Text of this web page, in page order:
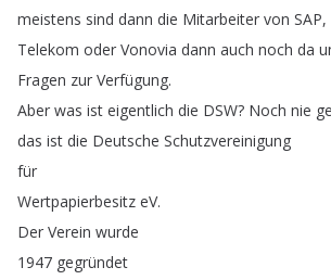
meistens sind dann die Mitarbeiter von SAP,
Telekom oder Vonovia dann auch noch da
Fragen zur Verfügung.
Aber was ist eigentlich die DSW? Noch nie
das ist die Deutsche Schutzvereinigung
für
Wertpapierbesitz eV.
Der Verein wurde
1947 gegründet